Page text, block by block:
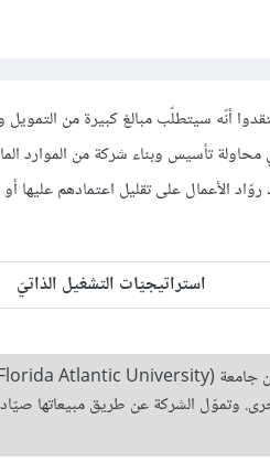
أنّه سيتطلّب مبالغ كبيرة من
تأسيس وبناء شركة من الموارد
استراتيجيّات التشغيل الذاتيّ
وتموّل الشركة عن طريق مبيعاتها